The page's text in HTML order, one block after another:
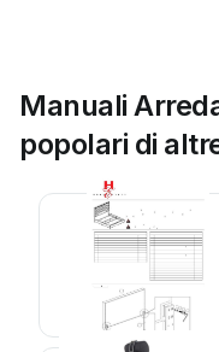
Manuali
popolari di